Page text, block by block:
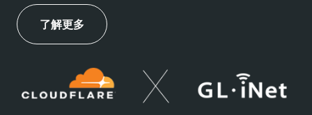
了解更多